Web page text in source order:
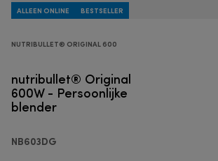
ALLEEN ONLINE BESTSELLER
NUTRIBULLET® ORIGINAL 600
nutribullet® Original
600W - Persoonlijke
blender
NB603DG